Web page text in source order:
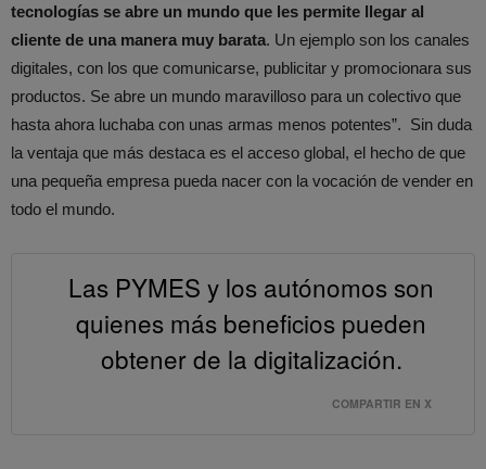
tecnologías se abre un mundo que les permite llegar al
cliente de una manera muy barata. Un ejemplo son los canales
digitales, con los que comunicarse, publicitar y promocionara sus
productos. Se abre un mundo maravilloso para un colectivo que
hasta ahora luchaba con unas armas menos potentes”. Sin duda
la ventaja que más destaca es el acceso global, el hecho de que
una pequeña empresa pueda nacer con la vocación de vender en
todo el mundo.
Las PYMES y los autónomos son
quienes más beneficios pueden
obtener de la digitalización.
COMPARTIR EN X